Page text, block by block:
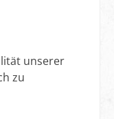
unserer
zu